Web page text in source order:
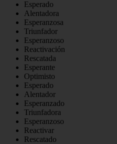
Esperado
Alentadora
Esperanzosa
Triunfador
Esperanzoso
Reactivación
Rescatada
Esperante
Optimisto
Esperado
Alentador
Esperanzado
Triunfadora
Esperanzoso
Reactivar
Rescatado